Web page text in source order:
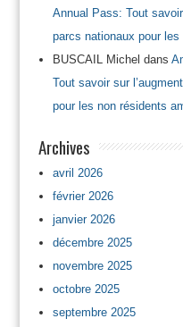
Annual Pass: Tout
parcs nationaux pour
BUSCAIL Michel dans
Tout savoir sur
pour les non résidents
Archives
avril 2026
février 2026
janvier 2026
décembre 2025
novembre 2025
octobre 2025
septembre 2025